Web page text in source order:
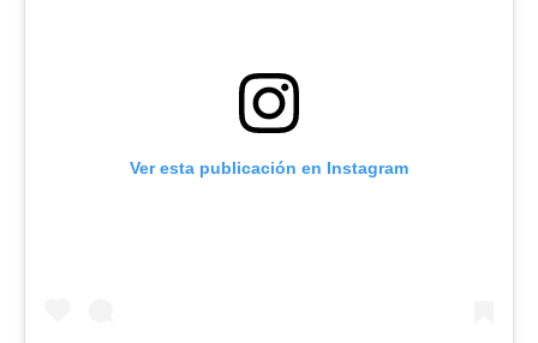
Ver esta publicación en Instagram